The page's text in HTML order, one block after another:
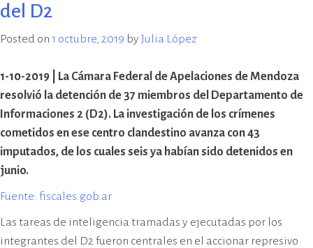
humanos. Sus instalaciones
de Informaciones de la Policía de
a la represión política ilegal, antes
y durante la última dictadura
cívico-militar. El lugar fue sede del
Centro Clandestino de Detención,
importante del Gran Mendoza.
del D2
Posted on 1 octubre, 2019 byJulia López
1-10-2019 | La Cámara Federal de Apelaciones de Mendoza
resolvió la detención de 37 miembros del Departamento de
Informaciones 2 (D2). La investigación de los crímenes
cometidos en ese centro clandestino avanza con 43
imputados, de los cuales seis ya habían sido detenidos en
junio.
Fuente: fiscales.gob.ar
Las tareas de inteligencia tramadas y ejecutadas por los
integrantes del D2 fueron centrales en el accionar represivo